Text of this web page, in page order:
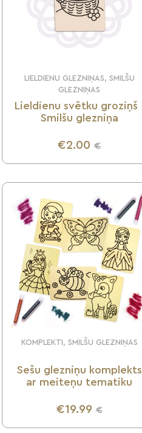
LIELDIENU GLEZNIŅAS, SMILŠU
GLEZNIŅAS
Lieldienu svētku groziņš |
Smilšu glezniņa
€2.00 €
UZZINI VAIRĀK
KOMPLEKTI, SMILŠU GLEZNIŅAS
Sešu glezniņu komplekts
ar meiteņu tematiku
€19.99 €
UZZINI VAIRĀK